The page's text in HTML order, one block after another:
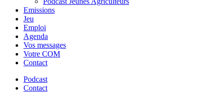
Emissions
Jeu
Emploi
Agenda
Vos messages
Votre COM
Contact
Podcast
Contact